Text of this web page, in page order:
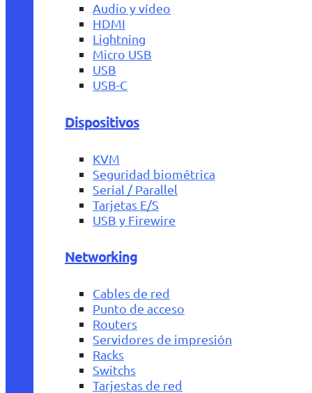
Audio y vídeo
HDMI
Lightning
Micro USB
USB
USB-C
Dispositivos
KVM
Seguridad biométrica
Serial / Parallel
Tarjetas E/S
USB y Firewire
Networking
Cables de red
Punto de acceso
Routers
Servidores de impresión
Racks
Switchs
Tarjestas de red